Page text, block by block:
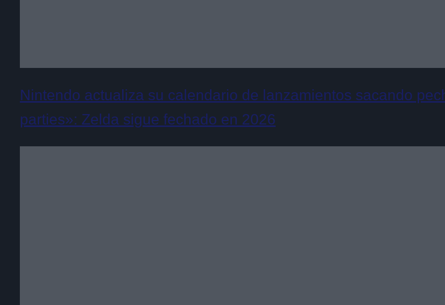
Nintendo actualiza su calendario de lanzamientos sacando
parties»: Zelda sigue fechado en 2026